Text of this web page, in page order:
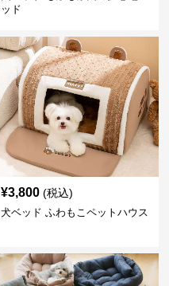
ッド
¥3,800 (税込)
犬ベッド ふわもこペットハウス